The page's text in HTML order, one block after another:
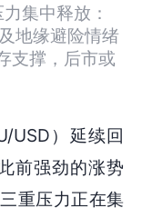
集中释放：
地缘避险情绪
支撑，后市或
USD）延续回
前强劲的涨势
重压力正在集